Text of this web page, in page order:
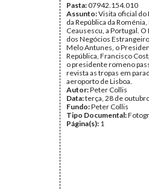
Pasta:07942.154.010
Assunto:Visita oficial
da República da
Ceausescu, a Portugal.
dos Negócios
Melo Antunes, o
República, Francisco
o presidente romeno
revista as tropas em
aeroporto de Lisboa.
Autor:Peter Collis
Data:terça, 28 de
Fundo:Peter Collis
Tipo Documental:
Página(s): 1